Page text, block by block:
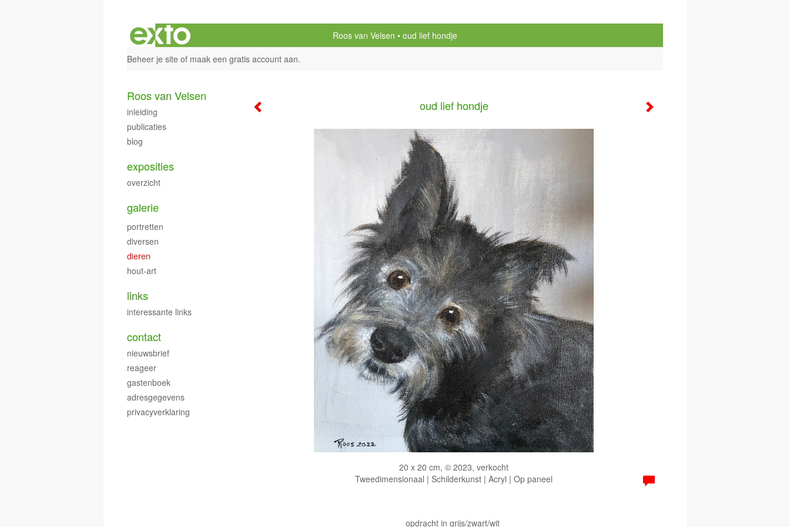
Roos van Velsen
oud lief hondje
Beheer je site of maak een gratis account aan.
oud lief hondje
20 x 20 cm, © 2023, verkocht
Tweedimensionaal | Schilderkunst | Acryl | Op paneel
opdracht in grijs/zwart/wit
Roos van Velsen
inleiding
publicaties
blog
exposities
overzicht
galerie
portretten
diversen
dieren
hout-art
links
interessante links
contact
nieuwsbrief
reageer
gastenboek
adresgegevens
privacyverklaring